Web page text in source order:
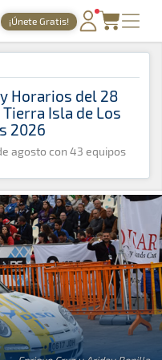
desde 1999
¡Únete Gratis!
PORTADA
TIEMPOS ONLINE
NOTICIAS
AGENDA
GALERÍAS
TIENDA
ARCHIVO
Horarios del 28
Isla de Los
2026
agosto con 43 equipos